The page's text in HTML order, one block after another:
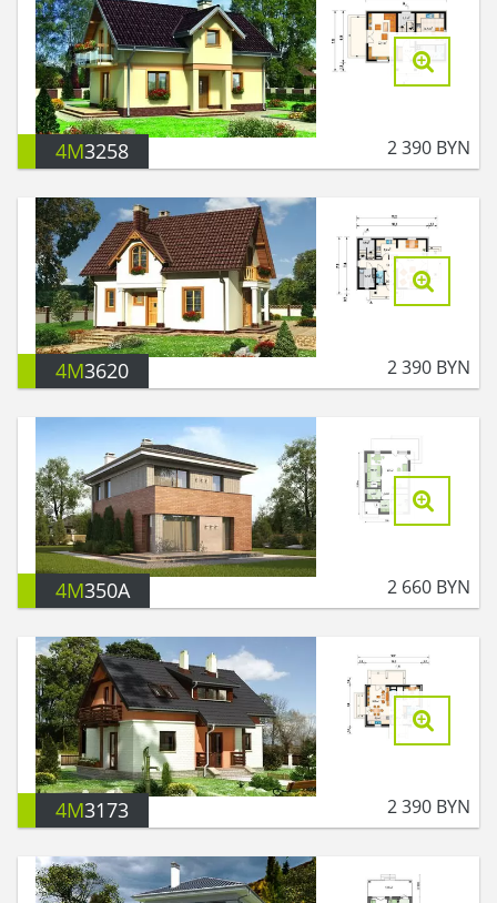
4M3258 2 390 BYN
4M3620 2 390 BYN
4M350A 2 660 BYN
4M3173 2 390 BYN